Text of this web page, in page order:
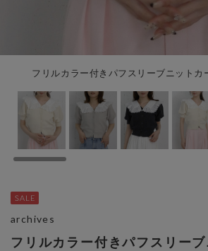
フリルカラー付きパフスリーブニットカ
フリルカラー付きパフスリー
archives